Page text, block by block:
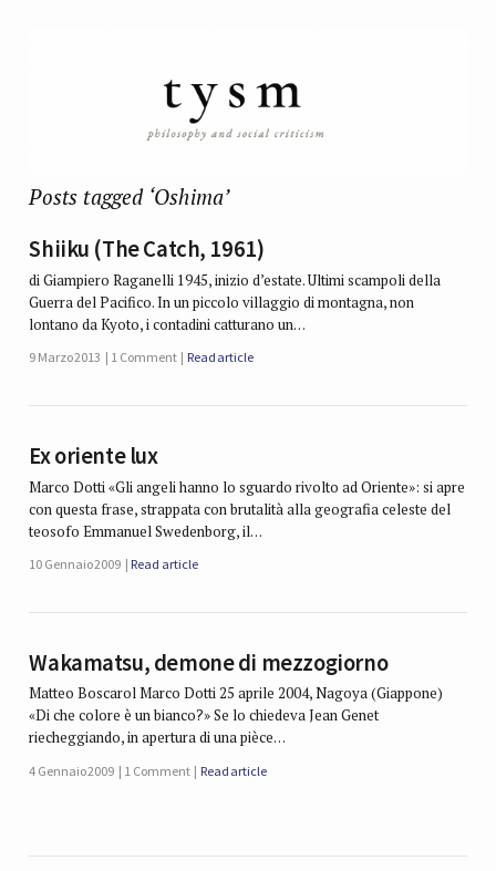
Posts tagged ‘Oshima’
Shiiku (The Catch, 1961)
di Giampiero Raganelli 1945, inizio d’estate. Ultimi scampoli della
Guerra del Pacifico. In un piccolo villaggio di montagna, non
lontano da Kyoto, i contadini catturano un…
9 Marzo 2013 1 Comment Read article
Ex oriente lux
Marco Dotti «Gli angeli hanno lo sguardo rivolto ad Oriente»: si apre
con questa frase, strappata con brutalità alla geografia celeste del
teosofo Emmanuel Swedenborg, il…
10 Gennaio 2009 Read article
Wakamatsu, demone di mezzogiorno
Matteo Boscarol Marco Dotti 25 aprile 2004, Nagoya (Giappone)
«Di che colore è un bianco?» Se lo chiedeva Jean Genet
riecheggiando, in apertura di una pièce…
4 Gennaio 2009 1 Comment Read article